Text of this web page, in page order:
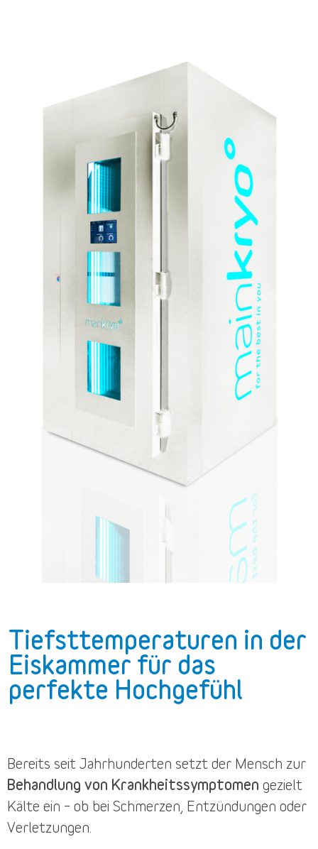
Tiefsttemperaturen in der
Eiskammer für das
perfekte Hochgefühl
Bereits seit Jahrhunderten setzt der Mensch zur
Behandlung von Krankheitssymptomen gezielt
Kälte ein – ob bei Schmerzen, Entzündungen oder
Verletzungen.